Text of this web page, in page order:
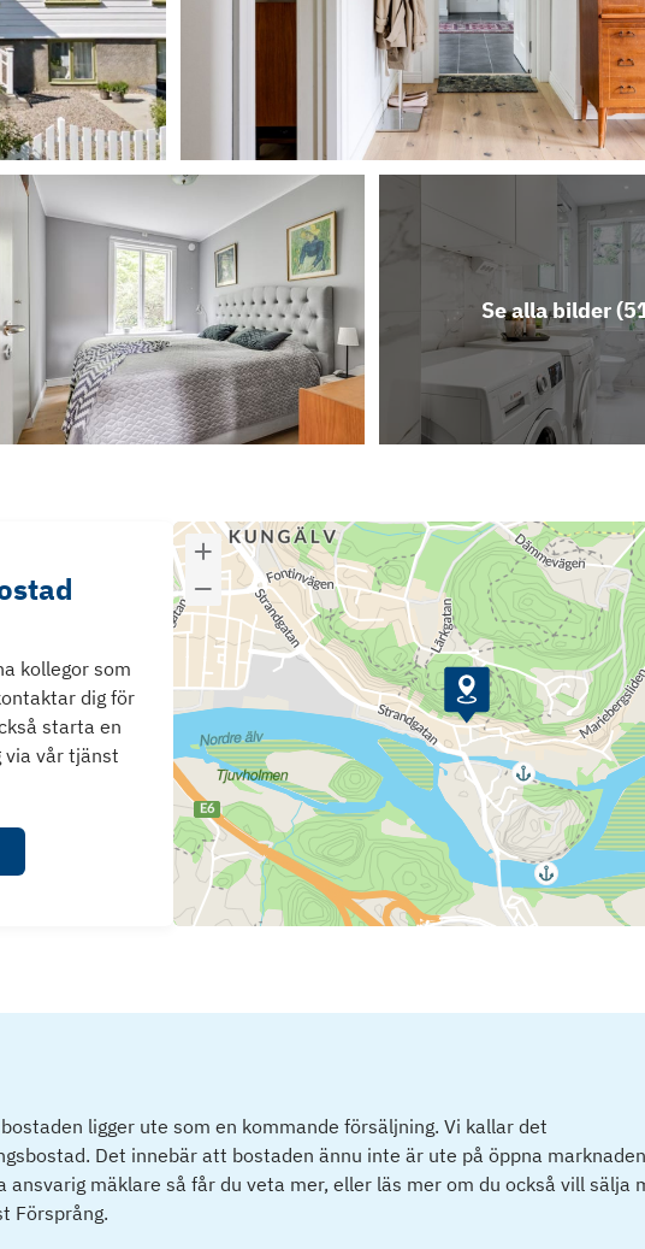
Se alla bilder (
kollegor som
dig för
starta en
via vår tjänst
ligger ute som en kommande försäljning. Vi kallar det
Det innebär att bostaden ännu inte är ute på öppna
ansvarig mäklare så får du veta mer, eller läs mer om du också vill sälja
Försprång.